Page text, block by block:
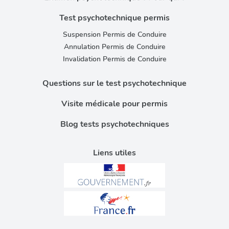
Liens utiles
Test psychotechnique permis
Suspension Permis de Conduire
Annulation Permis de Conduire
Invalidation Permis de Conduire
Questions sur le test psychotechnique
Visite médicale pour permis
Blog tests psychotechniques